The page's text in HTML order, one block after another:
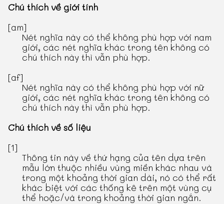
Chú thích về giới tính
[am]
Nét nghĩa này có thể không phù hợp với nam
giới, các nét nghĩa khác trong tên không có
chú thích này thì vẫn phù hợp.
[af]
Nét nghĩa này có thể không phù hợp với nữ
giới, các nét nghĩa khác trong tên không có
chú thích này thì vẫn phù hợp.
Chú thích về số liệu
[1]
Thông tin này về thứ hạng của tên dựa trên
mẫu lớn thuộc nhiều vùng miền khác nhau và
trong một khoảng thời gian dài, nó có thể rất
khác biệt với các thống kê trên một vùng cụ
thể hoặc/và trong khoảng thời gian ngắn.